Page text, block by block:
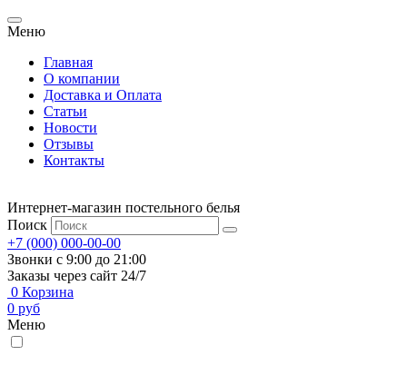
Меню
Главная
О компании
Доставка и Оплата
Статьи
Новости
Отзывы
Контакты
Интернет-магазин постельного белья
Поиск
+7 (000) 000-00-00
Звонки с 9:00 до 21:00
Заказы через сайт 24/7
0 Корзина
0 руб
Меню